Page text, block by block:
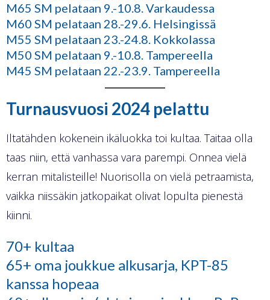
M65 SM pelataan 9.-10.8. Varkaudessa
M60 SM pelataan 28.-29.6. Helsingissä
M55 SM pelataan 23.-24.8. Kokkolassa
M50 SM pelataan 9.-10.8. Tampereella
M45 SM pelataan 22.-23.9. Tampereella
Turnausvuosi 2024 pelattu
Iltatähden kokenein ikäluokka toi kultaa. Taitaa olla
taas niin, että vanhassa vara parempi. Onnea vielä
kerran mitalisteille! Nuorisolla on vielä petraamista,
vaikka niissäkin jatkopaikat olivat lopulta pienestä
kiinni.
70+ kultaa
65+ oma joukkue alkusarja, KPT-85
kanssa hopeaa